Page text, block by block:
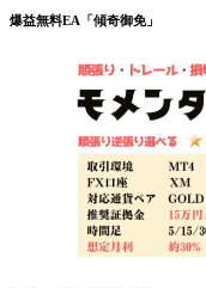
爆益無料EA「傾奇御免」